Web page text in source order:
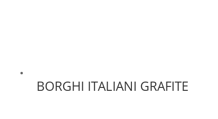
BORGHI ITALIANI GRAFITE